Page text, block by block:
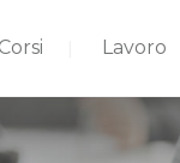
Corsi Lavoro